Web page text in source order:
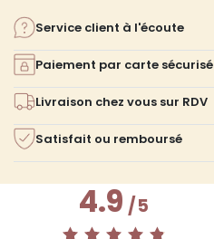
Service client à l'écoute
Paiement par carte sécurisé
Livraison chez vous sur RDV
Satisfait ou remboursé
4.9/5